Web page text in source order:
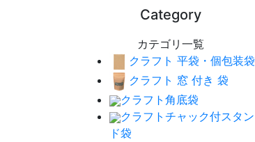
Category
カテゴリ一覧
クラフト 平袋・個包装袋
クラフト 窓 付き 袋
クラフト角底袋
クラフトチャック付スタン
ド袋